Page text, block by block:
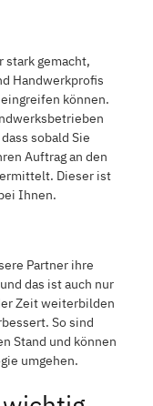
stark gemacht,
Handwerkprofis
können.
sobald Sie
Auftrag an den
Dieser ist
Ihnen.
Partner ihre
das ist auch nur
Zeit weiterbilden
So sind
Stand und können
umgehen.